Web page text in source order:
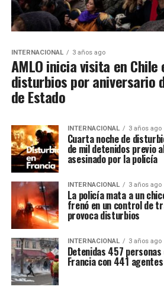
INTERNACIONAL 3 años ago
AMLO inicia visita en Chile
disturbios por aniversario
de Estado
INTERNACIONAL 3 años ago
Cuarta noche de
de mil detenidos previo
asesinado por la policía
INTERNACIONAL 3 años ago
La policía mata a un
frenó en un control de
provoca disturbios
INTERNACIONAL 3 años ago
Detenidas 457
Francia con 441